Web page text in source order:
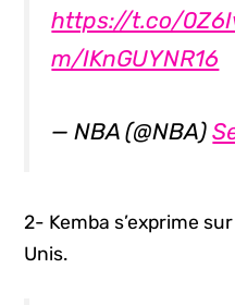
https://t.co/
m/IKnGUYNR16
— NBA (@NBA)
2- Kemba s’exprime
Unis.